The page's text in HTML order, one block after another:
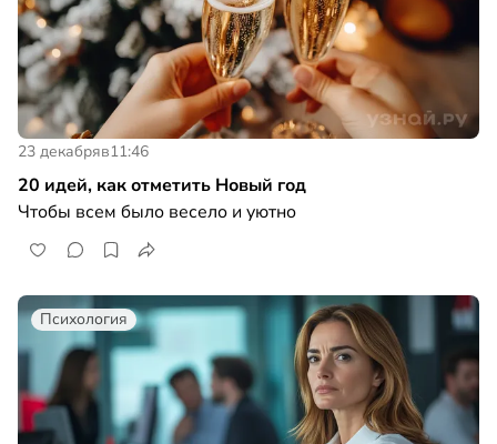
23 декабряв11:46
20 идей, как отметить Новый год
Чтобы всем было весело и уютно
Психология